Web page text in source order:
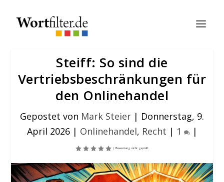
Steiff: So sind die
Vertriebsbeschränkungen für
den Onlinehandel
Gepostet von Mark Steier | Donnerstag, 9.
April 2026| Onlinehandel, Recht | 1 |